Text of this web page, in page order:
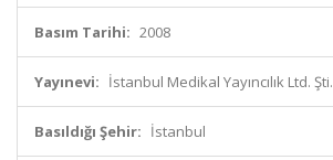
Basım Tarihi: 2008
Yayınevi: İstanbul Medikal Yayıncılık Ltd. Şti.
Basıldığı Şehir: İstanbul